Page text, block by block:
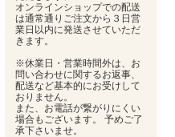
オンラインショップでの配送
は通常通りご注文から３日営
業日以内に発送させていただ
きます。
※休業日・営業時間外は、お
問い合わせに関するお返事、
配送など基本的にお受けして
おりません。
また、お電話が繋がりにくい
場合もございます。 予めご了
承下さいませ。